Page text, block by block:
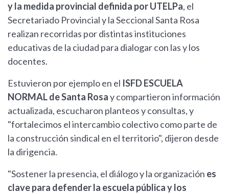
y la medida provincial definida por UTELPa, el
Secretariado Provincial y la Seccional Santa Rosa
realizan recorridas por distintas instituciones
educativas de la ciudad para dialogar con las y los
docentes.
Estuvieron por ejemplo en el ISFD ESCUELA
NORMAL de Santa Rosay compartieron información
actualizada, escucharon planteos y consultas, y
"fortalecimos el intercambio colectivo como parte de
la construcción sindical en el territorio", dijeron desde
la dirigencia.
"Sostener la presencia, el diálogo y la organización es
clave para defender la escuela pública y los